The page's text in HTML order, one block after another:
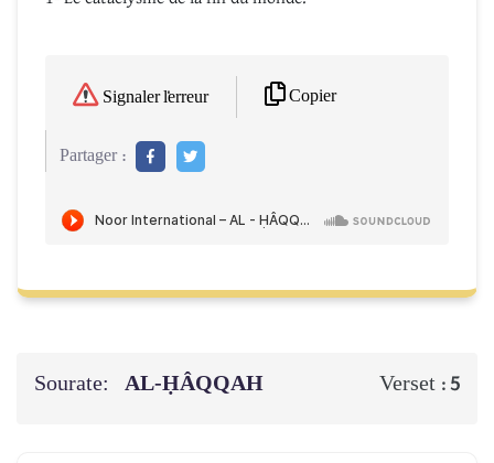
Signaler l'erreur Copier
Partager :
Sourate: AL-ḤÂQQAH Verset :5